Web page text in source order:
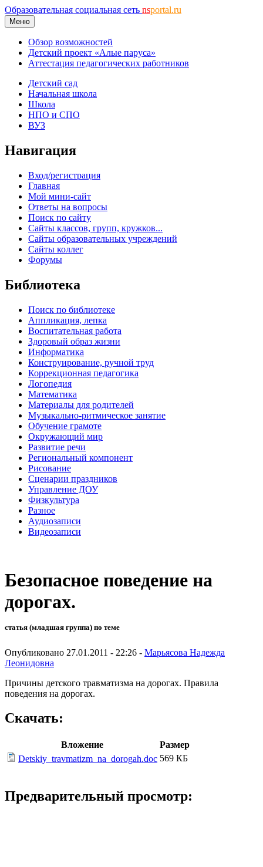
Образовательная социальная сеть nsportal.ru
Меню
Обзор возможностей
Детский проект «Алые паруса»
Аттестация педагогических работников
Детский сад
Начальная школа
Школа
НПО и СПО
ВУЗ
Навигация
Вход/регистрация
Главная
Мой мини-сайт
Ответы на вопросы
Поиск по сайту
Сайты классов, групп, кружков...
Сайты образовательных учреждений
Сайты коллег
Форумы
Библиотека
Поиск по библиотеке
Аппликация, лепка
Воспитательная работа
Здоровый образ жизни
Информатика
Конструирование, ручной труд
Коррекционная педагогика
Логопедия
Математика
Материалы для родителей
Музыкально-ритмическое занятие
Обучение грамоте
Окружающий мир
Развитие речи
Региональный компонент
Рисование
Сценарии праздников
Управление ДОУ
Физкультура
Разное
Аудиозаписи
Видеозаписи
Безопасное поведение на
дорогах.
статья (младшая группа) по теме
Опубликовано 27.01.2011 - 22:26 - Марьясова Надежда
Леонидовна
Причины детского травматизма на дорогах. Правила
поведения на дорогах.
Скачать:
Вложение
Размер
Detskiy_travmatizm_na_dorogah.doc 569 КБ
Предварительный просмотр: